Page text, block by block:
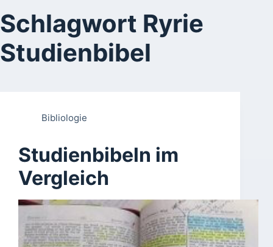
Schlagwort Ryrie
Studienbibel
Bibliologie
Studienbibeln im
Vergleich